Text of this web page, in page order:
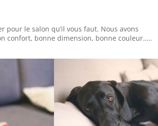
pour le salon qu’il vous faut. Nous avons
confort, bonne dimension, bonne couleur…..